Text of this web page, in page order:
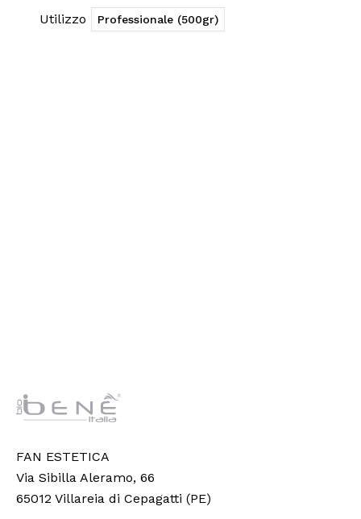
Utilizzo Professionale (500gr)
FAN ESTETICA
Via Sibilla Aleramo, 66
65012 Villareia di Cepagatti (PE)